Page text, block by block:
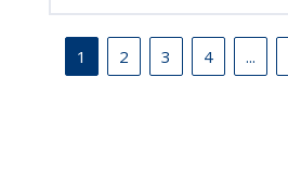
1 2 3 4 ...